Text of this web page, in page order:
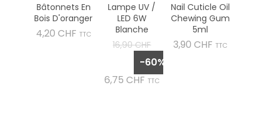
Bâtonnets En
Bois D'oranger
4,20 CHF Prix
TTC
Lampe UV /
LED 6W
Blanche
Prix
16,90 CHF
-60%
6,75 CHF Prix
TTC
Nail Cuticle Oil
Chewing Gum
5ml
3,90 CHF Prix
TTC